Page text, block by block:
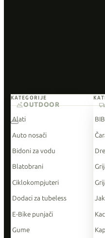
KATEGORIJE
Alati
Auto nosači
Bidoni za vodu
Blatobrani
Ciklokompjuteri
Dodaci za tubeless
E-Bike punjači
Gume
OUTDOOR